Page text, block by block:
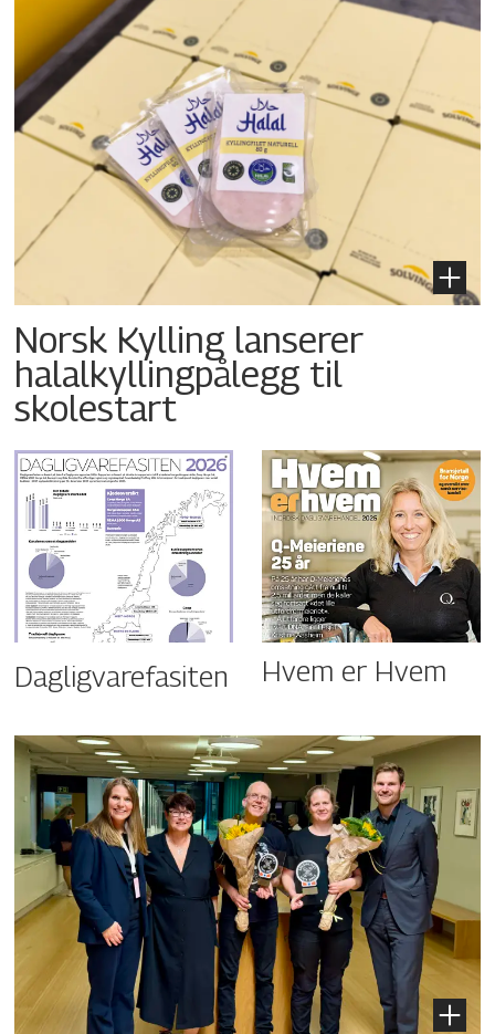
Norsk Kylling lanserer
halalkyllingpålegg til
skolestart
Dagligvarefasiten Hvem er Hvem